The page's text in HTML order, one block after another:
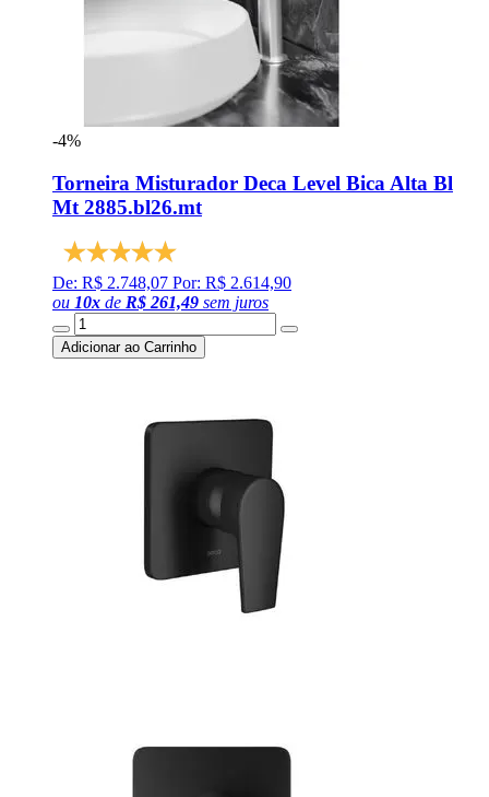
-4%
Torneira Misturador Deca Level Bica Alta Bl
Mt 2885.bl26.mt
De: R$ 2.748,07 Por: R$ 2.614,90
ou 10x de R$ 261,49 sem juros
Adicionar ao Carrinho